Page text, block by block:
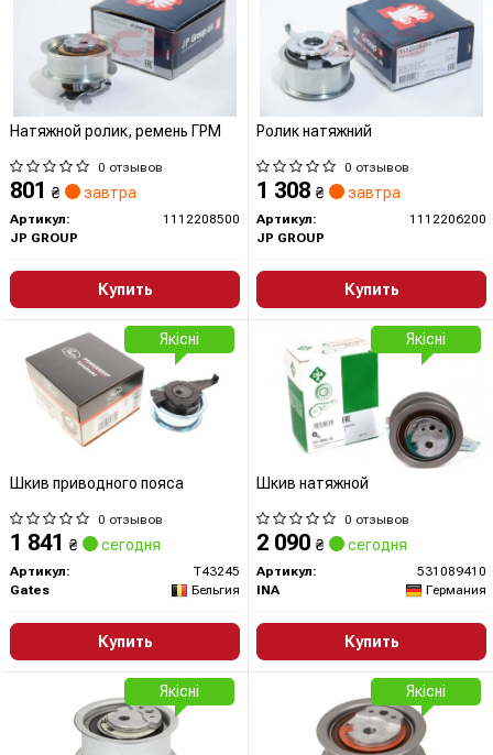
Натяжной ролик, ремень ГРМ
0 отзывов
801 ₴ завтра
Артикул:
1112208500
JP GROUP
Купить
Ролик натяжний
0 отзывов
1 308 ₴ завтра
Артикул:
1112206200
JP GROUP
Купить
Шкив приводного пояса
0 отзывов
1 841 ₴ сегодня
Артикул:
T43245
Gates
Бельгия
Купить
Якісні
Шкив натяжной
0 отзывов
2 090 ₴ сегодня
Артикул:
531089410
INA
Германия
Купить
Якісні
Якісні Якісні